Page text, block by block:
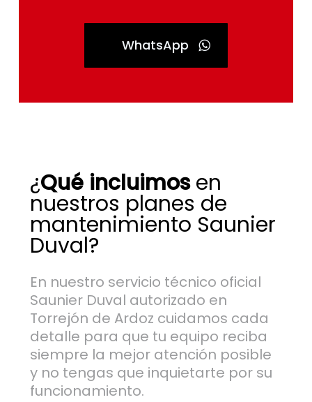
WhatsApp
¿Qué incluimosen
nuestros planes de
mantenimiento Saunier
Duval?
En nuestro servicio técnico oficial
Saunier Duval autorizado en
Torrejón de Ardoz cuidamos cada
detalle para que tu equipo reciba
siempre la mejor atención posible
y no tengas que inquietarte por su
funcionamiento.